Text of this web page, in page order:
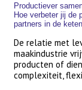
Productiever
Hoe verbeter jij de
partners in de
De relatie met
maakindustrie
producten of
complexiteit,